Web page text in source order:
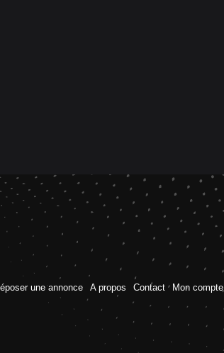
une annonce A propos Contact Mon compte